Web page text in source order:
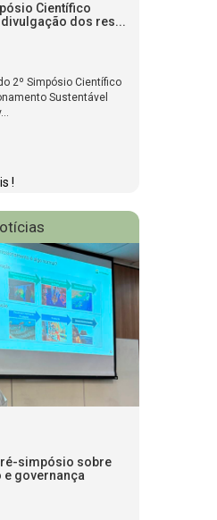
Científico
dos res...
2º Simpósio Científico
Sustentável
!
simpósio sobre
e governança